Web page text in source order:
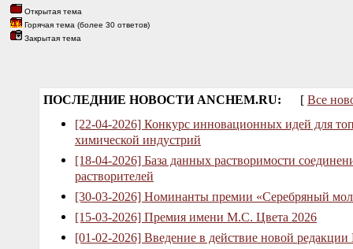
Открытая тема
Горячая тема (более 30 ответов)
Закрытая тема
ПОСЛЕДНИЕ НОВОСТИ ANCHEM.RU: [ Все
[22-04-2026] Конкурс инновационных идей для
химической индустрий
[18-04-2026] База данных растворимости
растворителей
[30-03-2026] Номинанты премии «Серебряный
[15-03-2026] Премия имени М.С. Цвета 2026
[01-02-2026] Введение в действие новой